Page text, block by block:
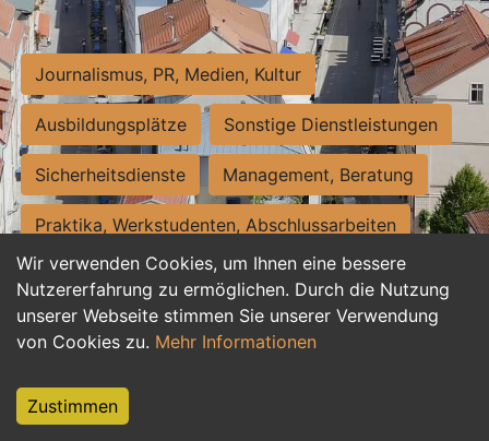
Wir verwenden Cookies, um Ihnen eine bessere
Nutzererfahrung zu ermöglichen. Durch die Nutzung
unserer Webseite stimmen Sie unserer Verwendung
von Cookies zu. Mehr Informationen
Zustimmen
Journalismus, PR, Medien, Kultur
Ausbildungsplätze Sonstige Dienstleistungen
Sicherheitsdienste Management, Beratung
Praktika, Werkstudenten, Abschlussarbeiten
Personalwesen Assistenz, Sekretariat
Hilfskräfte, Aushilfs- und Nebenjobs
Weiterbildung, Studium, duale Ausbildung